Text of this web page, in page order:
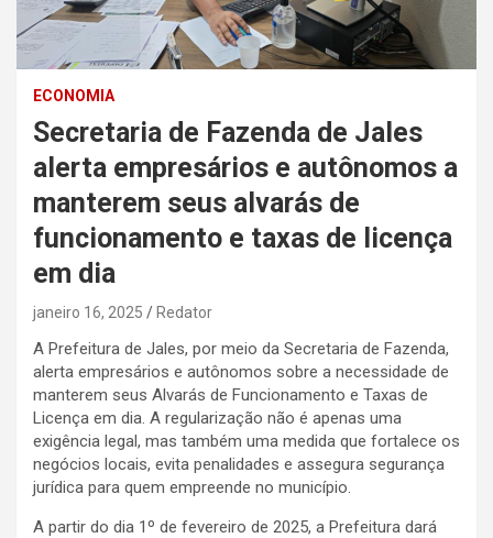
ECONOMIA
Secretaria de Fazenda de Jales
alerta empresários e autônomos a
manterem seus alvarás de
funcionamento e taxas de licença
em dia
janeiro 16, 2025 Redator
A Prefeitura de Jales, por meio da Secretaria de Fazenda,
alerta empresários e autônomos sobre a necessidade de
manterem seus Alvarás de Funcionamento e Taxas de
Licença em dia. A regularização não é apenas uma
exigência legal, mas também uma medida que fortalece os
negócios locais, evita penalidades e assegura segurança
jurídica para quem empreende no município.
A partir do dia 1º de fevereiro de 2025, a Prefeitura dará